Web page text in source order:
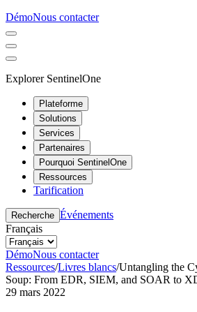
DémoNous contacter
Explorer SentinelOne
Plateforme
Solutions
Services
Partenaires
Pourquoi SentinelOne
Ressources
Tarification
Recherche Événements
Français
DémoNous contacter
Ressources/Livres blancs/Untangling the
Soup: From EDR, SIEM, and SOAR to
29 mars 2022